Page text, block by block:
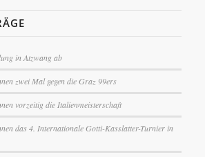
in Atzwang ab
zwei Mal gegen die Graz 99ers
vorzeitig die Italienmeisterschaft
das 4. Internationale Gotti-Kasslatter-Turnier in